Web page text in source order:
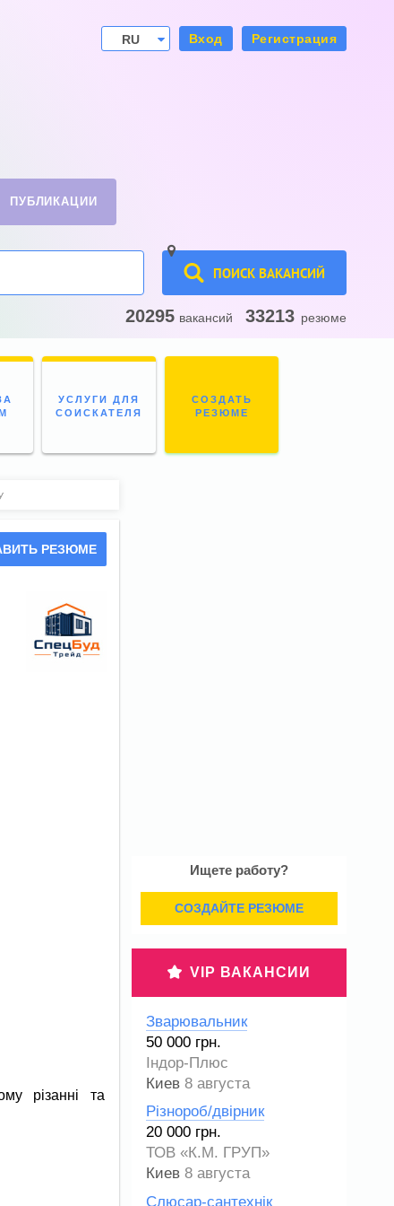
RU
Вход Регистрация
ПУБЛИКАЦИИ
ПОИСК ВАКАНСИЙ
20295 вакансий 33213 резюме
УСЛУГИ ДЛЯ
СОИСКАТЕЛЯ
СОЗДАТЬ
РЕЗЮМЕ
РЕЗЮМЕ
різанні та
Ищете работу?
СОЗДАЙТЕ РЕЗЮМЕ
VIP ВАКАНСИИ
Зварювальник
50 000 грн.
Індор-Плюс
Киев 8 августа
Різнороб/двірник
20 000 грн.
ТОВ «К.М. ГРУП»
Киев 8 августа
Слюсар-сантехнік